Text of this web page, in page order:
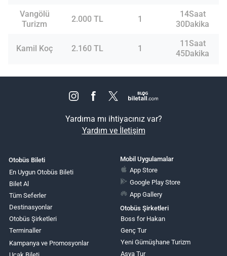
Vangölü
Turizm
2.000 TL 1
14Saat
30Dakika
Kamil Koç 2.160 TL 1
11Saat
45Dakika
Yardıma mı ihtiyacınız var?
Yardım ve İletişim
Otobüs Bileti
En Uygun Otobüs Bileti
Bilet Al
Tüm Seferler
Destinasyonlar
Otobüs Şirketleri
Terminaller
Kampanya ve Promosyonlar
Mobil Uygulamalar
App Store
Google Play Store
App Gallery
Otobüs Şirketleri
Boss for Hakan
Genç Tur
Yeni Gümüşhane Turizm
Asya Tur